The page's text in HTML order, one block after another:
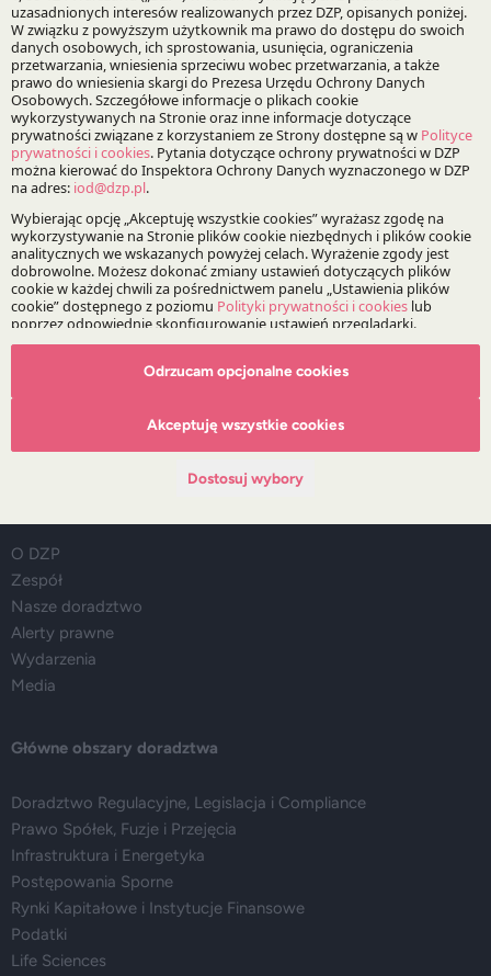
Life Sciences
Korean Desk
Specjalizacje:
Transport
Prawo własności intelektualnej
Bądź na bieżąco z DZP
O DZP
Zespół
Nasze doradztwo
Alerty prawne
Wydarzenia
Media
Główne obszary doradztwa
Doradztwo Regulacyjne, Legislacja i Compliance
Prawo Spółek, Fuzje i Przejęcia
Infrastruktura i Energetyka
Postępowania Sporne
Rynki Kapitałowe i Instytucje Finansowe
Podatki
Life Sciences
Odrzucam opcjonalne cookies
Akceptuję wszystkie cookies
Dostosuj wybory